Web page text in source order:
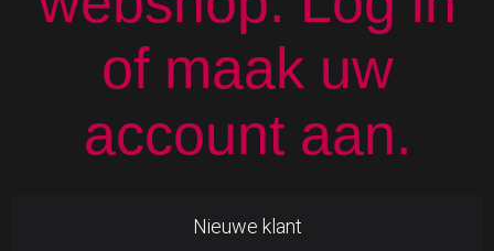
of maak uw
account aan.
Nieuwe klant